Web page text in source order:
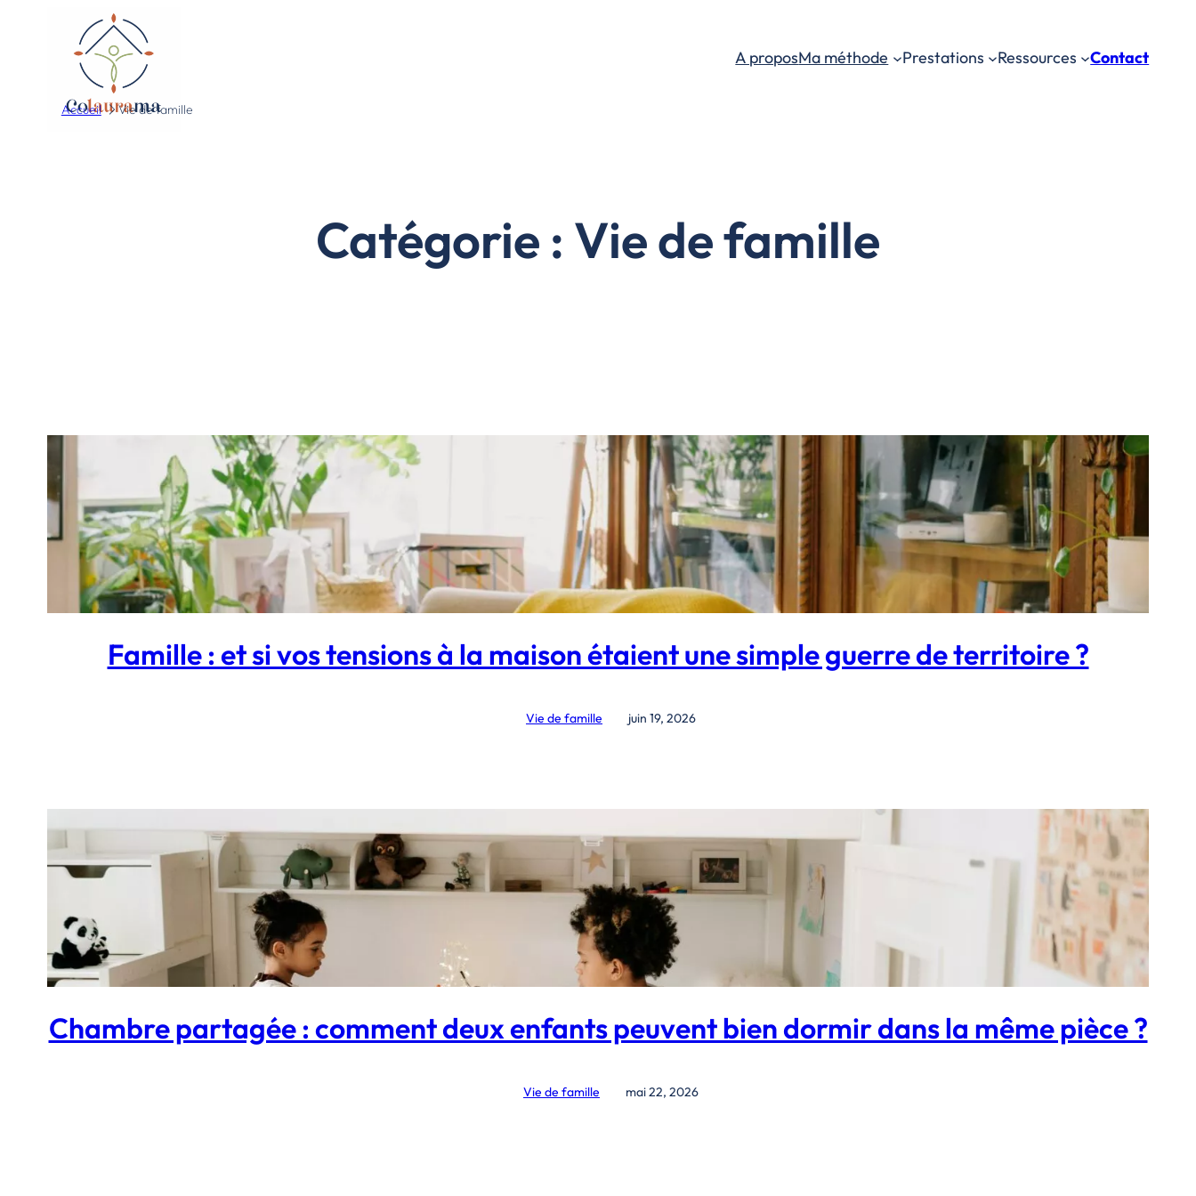
A proposMa méthode Prestations Ressources Contact
Accueil Vie de famille
Catégorie : Vie de famille
Famille : et si vos tensions à la maison étaient une simple guerre de territoire ?
Vie de famille juin 19, 2026
Chambre partagée : comment deux enfants peuvent bien dormir dans la même pièce ?
Vie de famille mai 22, 2026